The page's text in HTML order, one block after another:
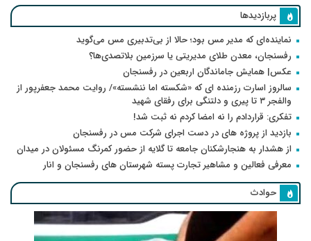
پربازدیدها
نماینده‌ای که مدیر مس بود؛ حالا از بی‌تدبیری مس می‌گوید
رفسنجان، معدن طلای مدیریتی یا سرزمین بلاتصدی‌ها؟
عکس| همایش جاماندگان اربعین در رفسنجان
سالروز اسارت رزمنده ای که «شکسته اما ننشسته»/ روایت محمد جعفرپور از
والفجر ۳ تا پیری و دلتنگی برای رفقای شهید
تفکری: قراردادم را نه امضا کردم نه ثبت شد!
بازدید از پروژه های در دست اجرای شرکت مس در رفسنجان
از هشدار به هنجارشکنان جامعه تا گلایه از حضور کمرنگ مسئولان در میدان
معرفی فعالین و مشاهیر تجارت پسته شهرستان های رفسنجان و انار
حوادث